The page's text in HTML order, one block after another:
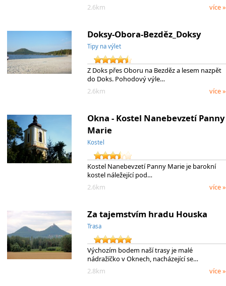
2.6km
více »
Doksy-Obora-Bezděz_Doksy
Tipy na výlet
Z Doks přes Oboru na Bezděz a lesem nazpět
do Doks. Pohodový výle…
2.6km
více »
Okna - Kostel Nanebevzetí Panny
Marie
Kostel
Kostel Nanebevzetí Panny Marie je barokní
kostel náležející pod…
2.6km
více »
Za tajemstvím hradu Houska
Trasa
Výchozím bodem naší trasy je malé
nádražíčko v Oknech, nacházející se…
2.8km
více »